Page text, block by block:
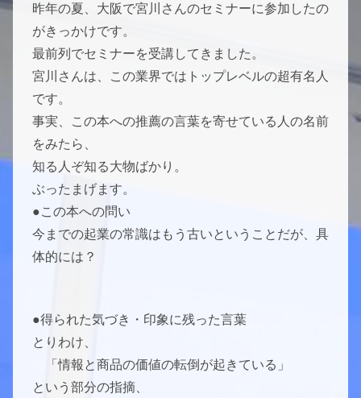
昨年の夏、大阪で宮川さんのセミナーに参加したの
がきっかけです。
最前列でセミナーを受講してきました。
宮川さんは、この業界ではトップレベルの超有名人
です。
事実、この本への推薦の言葉を寄せている人の名前
をみたら、
知る人ぞ知る大物ばかり。
ぶったまげます。
●この本への問い
今までの起業の常識はもう古いということだが、具
体的には？
●得られた気づき・印象に残った言葉
とりわけ、
「情報と商品の価値の転倒が起きている」
という部分の指摘、